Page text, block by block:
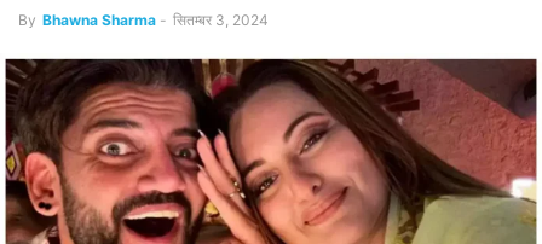
By Bhawna Sharma - सितम्बर 3, 2024